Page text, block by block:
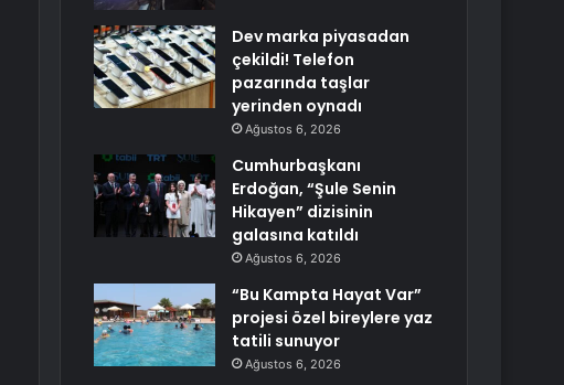
Dev marka piyasadan
çekildi! Telefon
pazarında taşlar
yerinden oynadı
Ağustos 6, 2026
Cumhurbaşkanı
Erdoğan, “Şule Senin
Hikayen” dizisinin
galasına katıldı
Ağustos 6, 2026
“Bu Kampta Hayat Var”
projesi özel bireylere yaz
tatili sunuyor
Ağustos 6, 2026